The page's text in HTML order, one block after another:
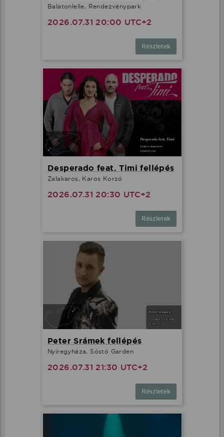
Balatonlelle, Rendezvénypark
2026.07.31 20:00 UTC+2
Részletek
Desperado feat. Timi fellépés
Zalakaros, Karos Korzó
2026.07.31 20:30 UTC+2
Részletek
Peter Srámek fellépés
Nyíregyháza, Sóstó Garden
2026.07.31 21:30 UTC+2
Részletek